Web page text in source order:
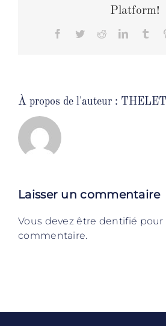
Platform!
Facebook
TwitterRedditLinkedIn
À propos de l'auteur :
Laisser un commentaire
Vous devez être dentifié
commentaire.